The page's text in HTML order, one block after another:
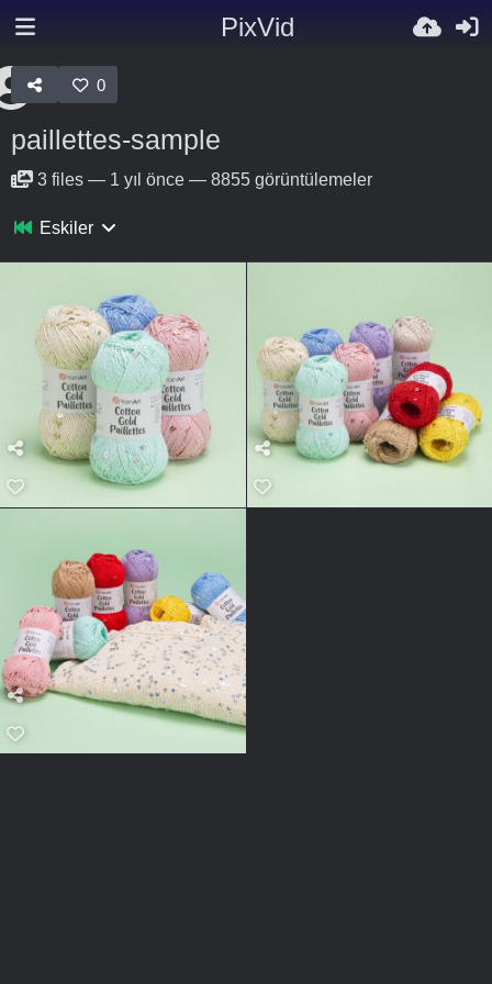
PixVid
0
paillettes-sample
3 files — 1 yıl önce — 8855 görüntülemeler
Eskiler